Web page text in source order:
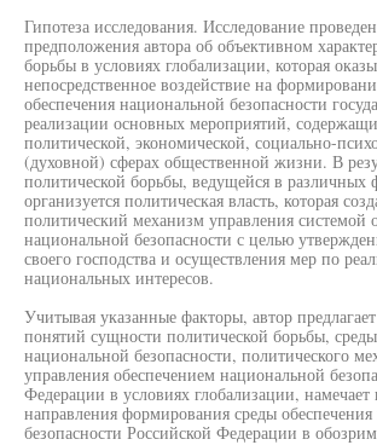
Гипотеза исследования. Исследование
предположения автора об объективном
борьбы в условиях глобализации, которая
непосредственное воздействие на
обеспечения национальной безопасности
реализации основных мероприятий,
политической, экономической, социально-
(духовной) сферах общественной жизни. В
политической борьбы, ведущейся в различных
организуется политическая власть, которая
политический механизм управления системой
национальной безопасности с целью
своего господства и осуществления мер по
национальных интересов.
Учитывая указанные факторы, автор
понятий сущности политической борьбы,
национальной безопасности, политического
управления обеспечением национальной
Федерации в условиях глобализации,
направления формирования среды
безопасности Российской Федерации в